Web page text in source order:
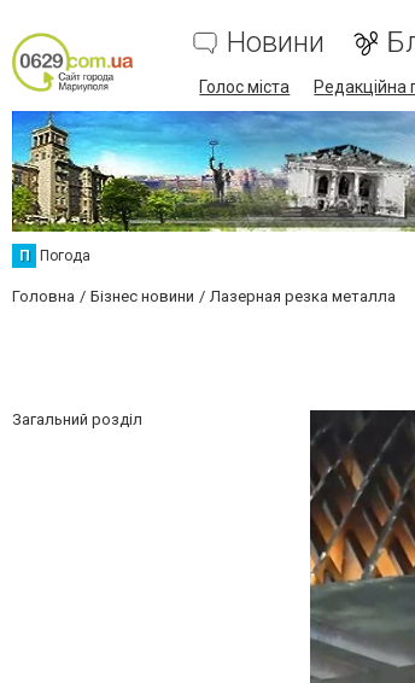
Новини
Голос міста Редакційна
П Погода
Головна Бізнес новини Лазерная резка металла
Загальний розділ